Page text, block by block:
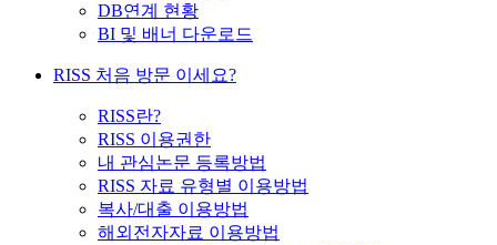
DB연계 현황
BI 및 배너 다운로드
RISS 처음 방문 이세요?
RISS란?
RISS 이용권한
내 관심논문 등록방법
RISS 자료 유형별 이용방법
복사/대출 이용방법
해외전자자료 이용방법